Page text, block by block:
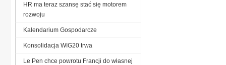
HR ma teraz szansę stać się motorem
rozwoju
Kalendarium Gospodarcze
Konsolidacja WIG20 trwa
Le Pen chce powrotu Francji do własnej